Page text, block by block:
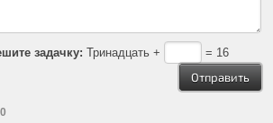
задачку: Тринадцать + = 16